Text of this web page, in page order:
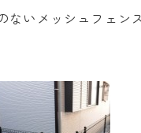
ないメッシュフェン